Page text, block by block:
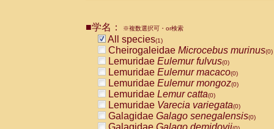
CebidaeCebus nigrivittatus
CebidaeCebus
CebidaeSaimiri boliviensis(0)
CebidaeSaimiri sciureus(0)
AtelidaeAlouatta caraya(0)
AtelidaeAlouatta fusca(0)
AtelidaeAlouatta seniculus
AtelidaeAlouattaspp.(0)
AtelidaeAteles belzebuth(0)
AtelidaeAteles geoffroyi(0)
■学名： ※複数選択可・or検索
All species(1)
Cheirogaleidae Microcebus murinus(0)
Lemuridae Eulemur fulvus(0)
Lemuridae Eulemur macaco(0)
Lemuridae Eulemur mongoz(0)
Lemuridae Lemur catta(0)
Lemuridae Varecia variegata(0)
Galagidae Galago senegalensis(0)
Galagidae Galago demidovii